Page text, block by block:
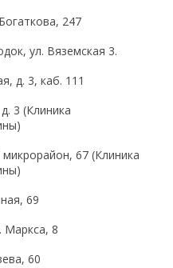
247
ул. Вяземская 3.
д. 3, каб. 111
3 (Клиника
67 (Клиника
69
Маркса, 8
60